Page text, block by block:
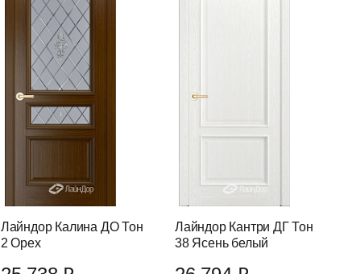
Лайндор Калина ДО Тон
2 Орех
Лайндор Кантри ДГ Тон
38 Ясень белый